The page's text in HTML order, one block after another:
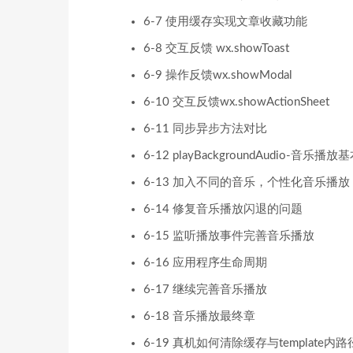
6-7 使用缓存实现文章收藏功能
6-8 交互反馈 wx.showToast
6-9 操作反馈wx.showModal
6-10 交互反馈wx.showActionSheet
6-11 同步异步方法对比
6-12 playBackgroundAudio-音乐播放基
6-13 加入不同的音乐，个性化音乐播放
6-14 修复音乐播放闪退的问题
6-15 监听播放事件完善音乐播放
6-16 应用程序生命周期
6-17 继续完善音乐播放
6-18 音乐播放最终章
6-19 真机如何清除缓存与template内路